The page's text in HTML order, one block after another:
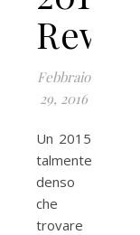
Rewind
Febbraio
29, 2016
Un 2015
talmente
denso
che
trovare